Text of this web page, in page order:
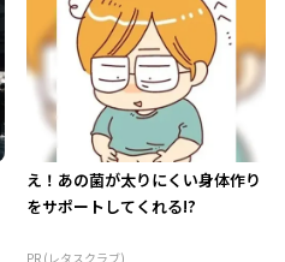
え！あの菌が太りにくい身体作り
をサポートしてくれる!?
PR (レタスクラブ)